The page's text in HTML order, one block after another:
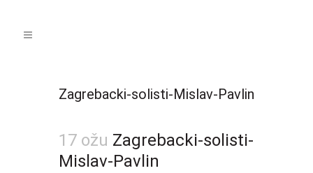
Zagrebacki-solisti-Mislav-Pavlin
17 ožu Zagrebacki-solisti-
Mislav-Pavlin